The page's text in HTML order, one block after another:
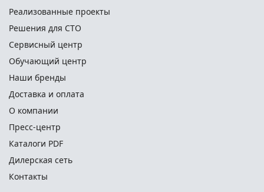
Реализованные проекты
Решения для СТО
Сервисный центр
Обучающий центр
Наши бренды
Доставка и оплата
О компании
Пресс-центр
Каталоги PDF
Дилерская сеть
Контакты